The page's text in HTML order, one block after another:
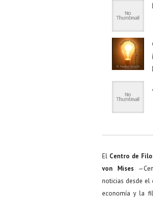
El Centro de
von Mises
noticias desde el
economía y la